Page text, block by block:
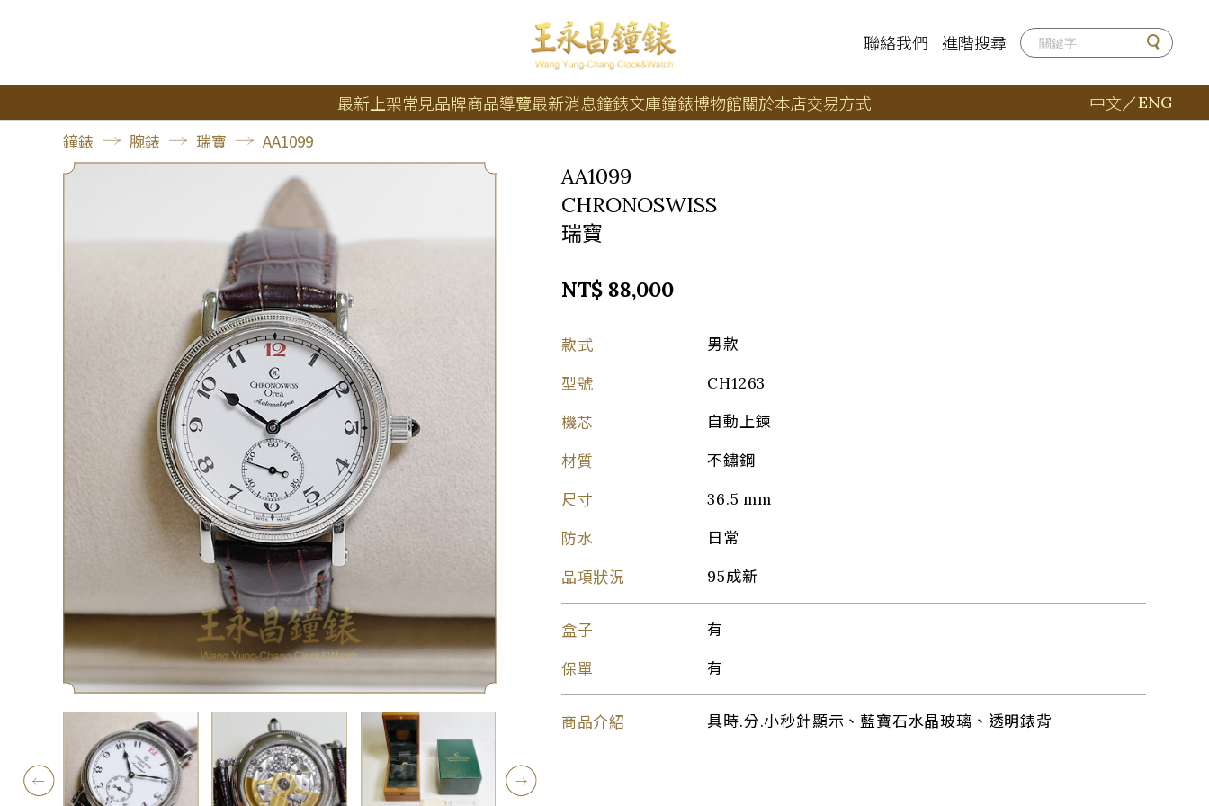
聯絡我們 進階搜尋
最新上架常見品牌商品導覽最新消息鐘錶文庫鐘錶博物館關於本店交易方式 中文／ENG
鐘錶 腕錶 瑞寶 AA1099
AA1099
CHRONOSWISS
瑞寶
NT$ 88,000
款式 男款
型號 CH1263
機芯 自動上鍊
材質 不鏽鋼
尺寸 36.5 mm
防水 日常
品項狀況 95成新
盒子 有
保單 有
商品介紹 具時.分.小秒針顯示、藍寶石水晶玻璃、透明錶背